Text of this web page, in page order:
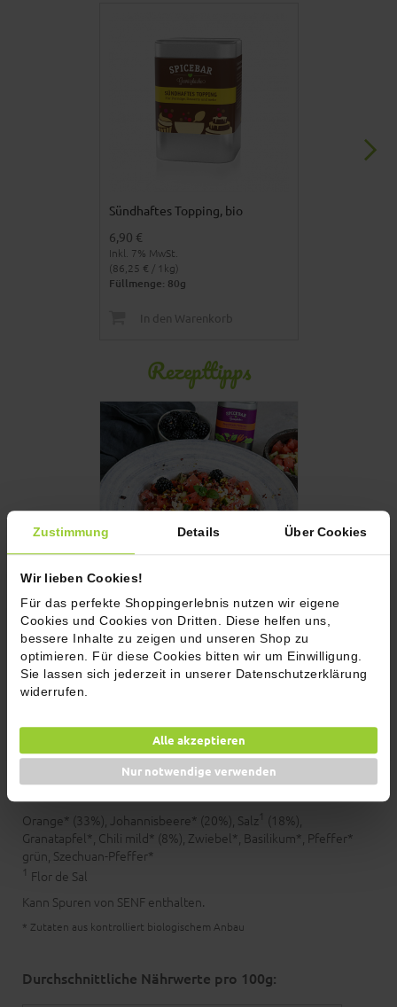
Zustimmung Details Über Cookies
Wir lieben Cookies!
Für das perfekte Shoppingerlebnis nutzen wir eigene
Cookies und Cookies von Dritten. Diese helfen uns,
bessere Inhalte zu zeigen und unseren Shop zu
optimieren. Für diese Cookies bitten wir um Einwilligung.
Sie lassen sich jederzeit in unserer Datenschutzerklärung
widerrufen.
Alle akzeptieren
Nur notwendige verwenden
Sündhaftes Topping, bio
6,90 €
Inkl. 7% MwSt.
(86,25 € / 1kg)
Füllmenge: 80g
In den Warenkorb
Rezepttipps
Fruchtiger Melonen Feta Salat
Zutaten, Allergenhinweise und
Nährwerte
Zutaten
Orange* (33%), Johannisbeere* (20%), Salz1 (18%),
Granatapfel*, Chili mild* (8%), Zwiebel*, Basilikum*, Pfeffer*
grün, Szechuan-Pfeffer*
1 Flor de Sal
Kann Spuren von SENF enthalten.
* Zutaten aus kontrolliert biologischem Anbau
Durchschnittliche Nährwerte pro 100g: